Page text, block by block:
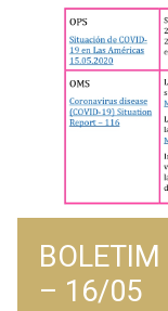
– 16/05